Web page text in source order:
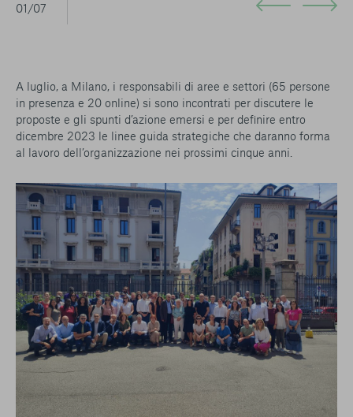
01/07
A luglio, a Milano, i responsabili di aree e settori (65 persone
in presenza e 20 online) si sono incontrati per discutere le
proposte e gli spunti d’azione emersi e per definire entro
dicembre 2023 le linee guida strategiche che daranno forma
al lavoro dell’organizzazione nei prossimi cinque anni.